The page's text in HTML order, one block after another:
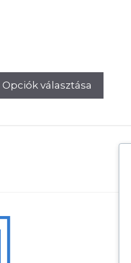
Opciók választása